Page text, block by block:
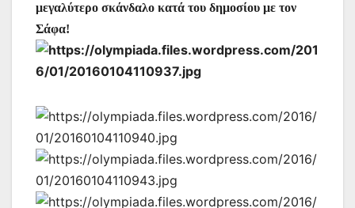
μεγαλύτερο σκάνδαλο κατά του δημοσίου με τον
Σάφα!